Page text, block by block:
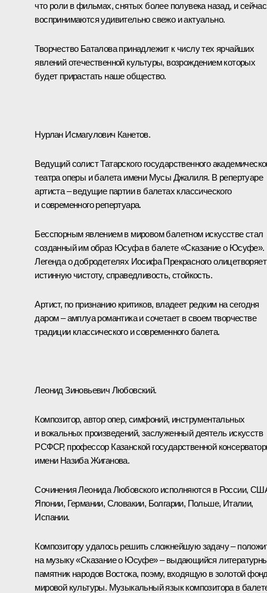
что роли в фильмах, снятых более полувека назад, и сейчас
воспринимаются удивительно свежо и актуально.
Творчество Баталова принадлежит к числу тех ярчайших
явлений отечественной культуры, возрождением которых
будет прирастать наше общество.
Нурлан Исмагулович Канетов.
Ведущий солист Татарского государственного
театра оперы и балета имени Мусы Джалиля. В репертуаре
артиста – ведущие партии в балетах классического
и современного репертуара.
Бесспорным явлением в мировом балетном искусстве стал
созданный им образ Юсуфа в балете «Сказание о Юсуфе».
Легенда о добродетелях Иосифа Прекрасного олицетворяет
истинную чистоту, справедливость, стойкость.
Артист, по признанию критиков, владеет редким на сегодня
даром – амплуа романтика и сочетает в своем творчестве
традиции классического и современного балета.
Леонид Зиновьевич Любовский.
Композитор, автор опер, симфоний, инструментальных
и вокальных произведений, заслуженный деятель искусств
РСФСР, профессор Казанской государственной
имени Назиба Жиганова.
Сочинения Леонида Любовского исполняются в России,
Японии, Германии, Словакии, Болгарии, Польше, Италии,
Испании.
Композитору удалось решить сложнейшую задачу –
на музыку «Сказание о Юсуфе» – выдающийся
памятник народов Востока, поэму, входящую в золотой
мировой культуры. Музыкальный язык композитора в